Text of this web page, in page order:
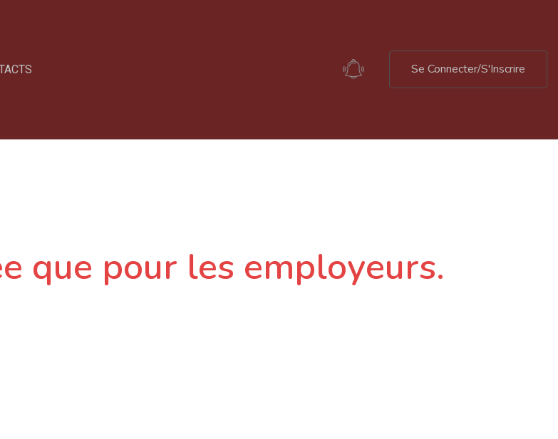
Se Connecter/S'Inscrire
que pour les employeurs.